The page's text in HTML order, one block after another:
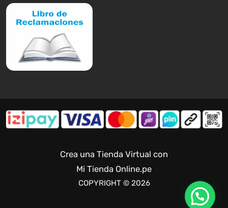
Crea una Tienda Virtual con
Mi Tienda Online.pe
COPYRIGHT © 2026